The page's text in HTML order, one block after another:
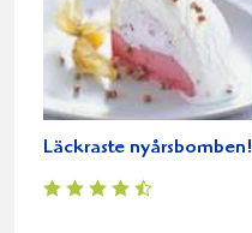
Läckraste nyårsbomben!